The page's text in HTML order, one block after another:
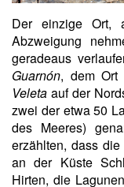
Der einzige Ort,
Abzweigung
geradeaus
Guarnón, dem Ort
Veleta auf der
zwei der etwa 50
des Meeres)
erzählten, dass
an der Küste
Hirten, die